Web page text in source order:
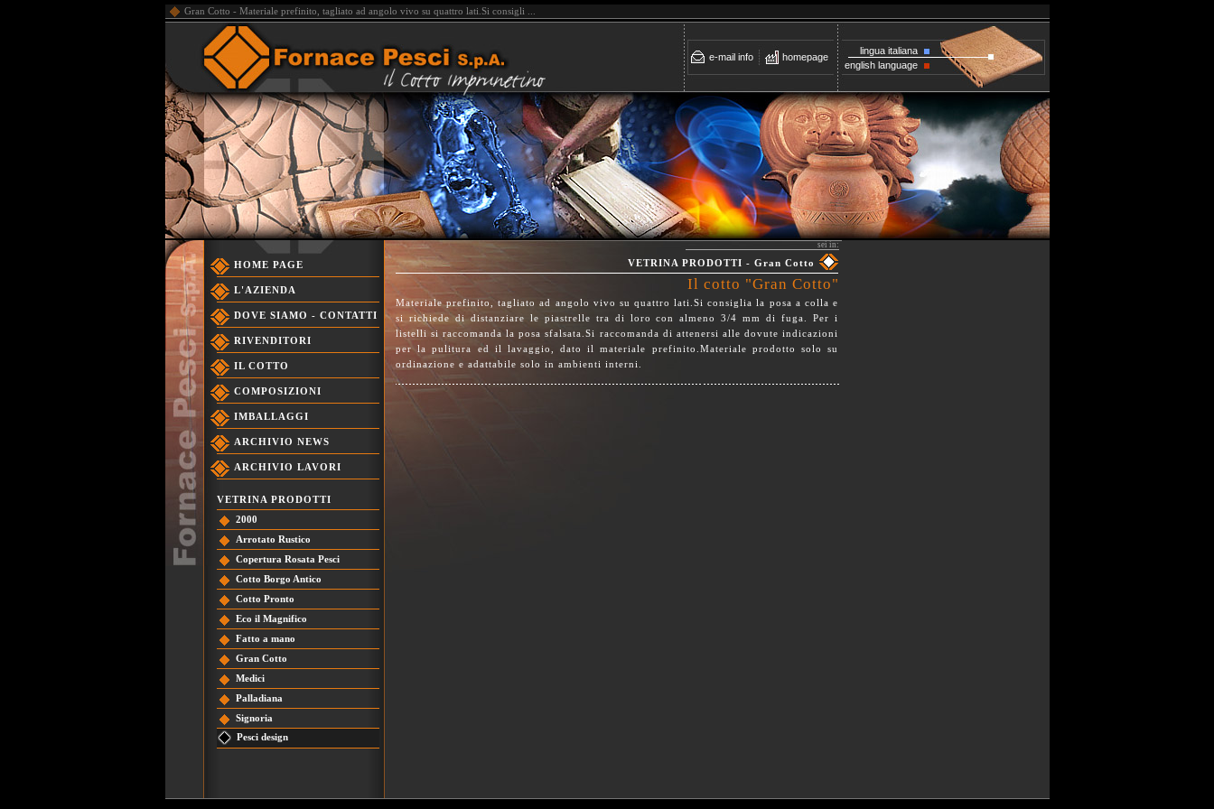
Gran Cotto - Materiale prefinito, tagliato ad angolo vivo su quattro lati.Si consigli ...
e-mail info homepage
lingua italiana
english language
HOME PAGE
L'AZIENDA
DOVE SIAMO - CONTATTI
RIVENDITORI
IL COTTO
COMPOSIZIONI
IMBALLAGGI
ARCHIVIO NEWS
ARCHIVIO LAVORI
VETRINA PRODOTTI
2000
Arrotato Rustico
Copertura Rosata Pesci
Cotto Borgo Antico
Cotto Pronto
Eco il Magnifico
Fatto a mano
Gran Cotto
Medici
Palladiana
Signoria
Pesci design
sei in:
VETRINA PRODOTTI - Gran Cotto
Il cotto "Gran Cotto"
Materiale prefinito, tagliato ad angolo vivo su quattro lati.Si consiglia la posa a colla e
si richiede di distanziare le piastrelle tra di loro con almeno 3/4 mm di fuga. Per i
listelli si raccomanda la posa sfalsata.Si raccomanda di attenersi alle dovute indicazioni
per la pulitura ed il lavaggio, dato il materiale prefinito.Materiale prodotto solo su
ordinazione e adattabile solo in ambienti interni.